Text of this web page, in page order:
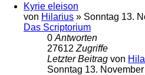
Kyrie eleison
von Hilarius » Sonntag 13.
Das Scriptorium
0 Antworten
27612 Zugriffe
Letzter Beitrag von
Sonntag 13.